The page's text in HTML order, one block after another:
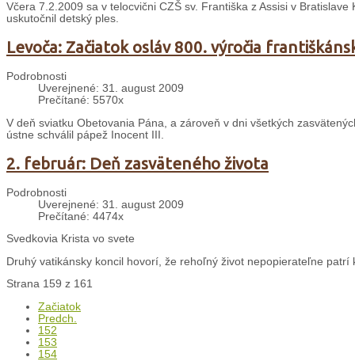
Včera 7.2.2009 sa v telocvični CZŠ sv. Františka z Assisi v
uskutočnil detský ples.
Levoča: Začiatok osláv 800. výročia
Podrobnosti
Uverejnené: 31. august 2009
Prečítané: 5570x
V deň sviatku Obetovania Pána, a zároveň v dni všetkých
ústne schválil pápež Inocent III.
2. február: Deň zasväteného života
Podrobnosti
Uverejnené: 31. august 2009
Prečítané: 4474x
Svedkovia Krista vo svete
Druhý vatikánsky koncil hovorí, že rehoľný život nepopierateľne patrí
Strana 159 z 161
Začiatok
Predch.
152
153
154